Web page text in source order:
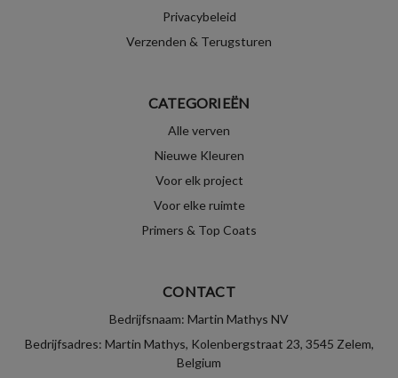
Privacybeleid
Verzenden & Terugsturen
CATEGORIEËN
Alle verven
Nieuwe Kleuren
Voor elk project
Voor elke ruimte
Primers & Top Coats
CONTACT
Bedrijfsnaam: Martin Mathys NV
Bedrijfsadres: Martin Mathys, Kolenbergstraat 23, 3545 Zelem,
Belgium